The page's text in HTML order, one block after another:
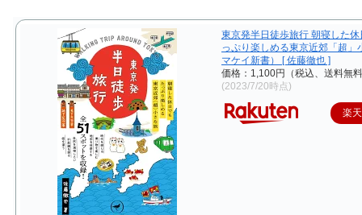
東京発半日徒歩旅行 朝寝した
っぷり楽しめる東京近郊「超」
マケイ新書） [ 佐藤徹也 ]
価格：1,100円（税込、送料無
(2023/7/20時点)
楽